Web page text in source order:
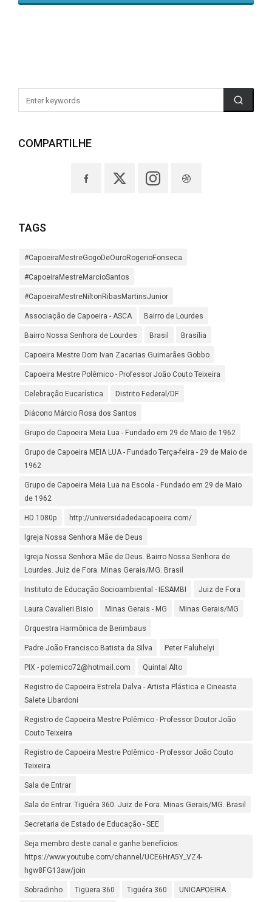
COMPARTILHE
TAGS
#CapoeiraMestreGogoDeOuroRogerioFonseca
#CapoeiraMestreMarcioSantos
#CapoeiraMestreNiltonRibasMartinsJunior
Associação de Capoeira - ASCA Bairro de Lourdes
Bairro Nossa Senhora de Lourdes Brasil Brasília
Capoeira Mestre Dom Ivan Zacarias Guimarães Gobbo
Capoeira Mestre Polêmico - Professor João Couto Teixeira
Celebração Eucarística Distrito Federal/DF
Diácono Márcio Rosa dos Santos
Grupo de Capoeira Meia Lua - Fundado em 29 de Maio de 1962
Grupo de Capoeira MEIA LUA - Fundado Terça-feira - 29 de Maio de
1962
Grupo de Capoeira Meia Lua na Escola - Fundado em 29 de Maio
de 1962
HD 1080p http://universidadedacapoeira.com/
Igreja Nossa Senhora Mãe de Deus
Igreja Nossa Senhora Mãe de Deus. Bairro Nossa Senhora de
Lourdes. Juiz de Fora. Minas Gerais/MG. Brasil
Instituto de Educação Socioambiental - IESAMBI Juiz de Fora
Laura Cavalieri Bisio Minas Gerais - MG Minas Gerais/MG
Orquestra Harmônica de Berimbaus
Padre João Francisco Batista da Silva Peter Faluhelyi
PIX - polemico72@hotmail.com Quintal Alto
Registro de Capoeira Estrela Dalva - Artista Plástica e Cineasta
Salete Libardoni
Registro de Capoeira Mestre Polêmico - Professor Doutor João
Couto Teixeira
Registro de Capoeira Mestre Polêmico - Professor João Couto
Teixeira
Sala de Entrar
Sala de Entrar. Tigüéra 360. Juiz de Fora. Minas Gerais/MG. Brasil
Secretaria de Estado de Educação - SEE
Seja membro deste canal e ganhe benefícios:
https://www.youtube.com/channel/UCE6HrA5Y_VZ4-
hgw8FG13aw/join
Sobradinho Tigüera 360 Tigüéra 360 UNICAPOEIRA